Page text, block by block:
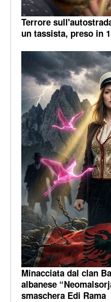
Terrore
un tassista, preso in
Minacciata dal clan
albanese
smaschera Edi Rama